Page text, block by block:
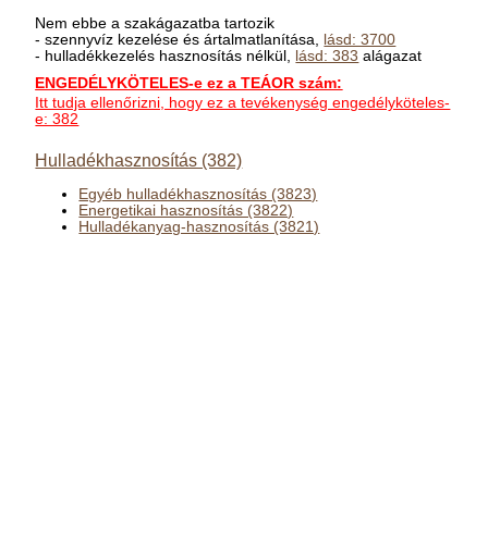
Nem ebbe a szakágazatba tartozik
- szennyvíz kezelése és ártalmatlanítása, lásd: 3700
- hulladékkezelés hasznosítás nélkül, lásd: 383 alágazat
ENGEDÉLYKÖTELES-e ez a TEÁOR szám:
Itt tudja ellenőrizni, hogy ez a tevékenység engedélyköteles-
e: 382
Hulladékhasznosítás (382)
Egyéb hulladékhasznosítás (3823)
Energetikai hasznosítás (3822)
Hulladékanyag-hasznosítás (3821)